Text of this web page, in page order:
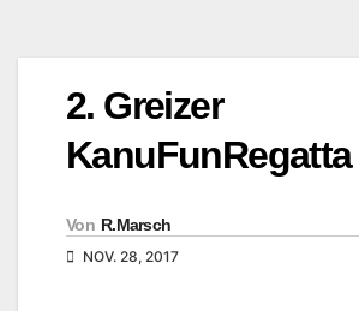
2. Greizer
KanuFunRegatta
Von R.Marsch
NOV. 28, 2017